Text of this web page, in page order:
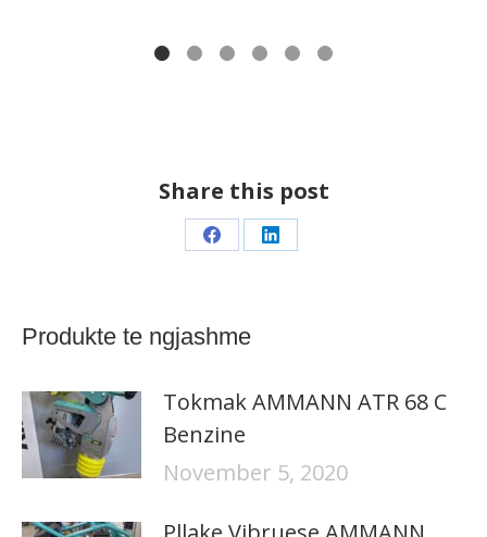
Share this post
Share Share
Produkte te ngjashme
Tokmak AMMANN ATR 68 C
Benzine
November 5, 2020